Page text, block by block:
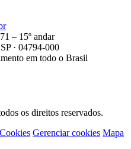
– 15º andar
· 04794-000
em todo o Brasil
os direitos reservados.
Gerenciar cookies Mapa